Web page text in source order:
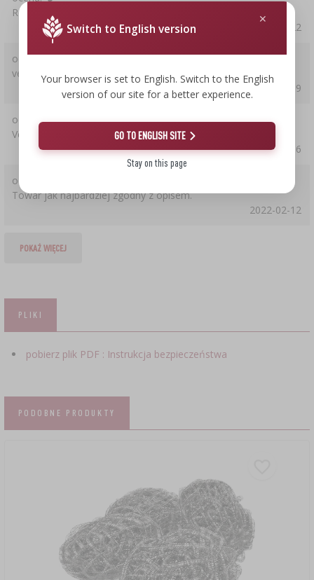
Robią robote
2024-12-22
ocena:5
very good
2024-02-19
ocena:5
Very good
2023-01-06
ocena:
Towar jak najbardziej zgodny z opisem.
2022-02-12
POKAŻ WIĘCEJ
PLIKI
pobierz plik PDF : Instrukcja bezpieczeństwa
PODOBNE PRODUKTY
Switch to English version
Your browser is set to English. Switch to the English
version of our site for a better experience.
GO TO ENGLISH SITE
Stay on this page